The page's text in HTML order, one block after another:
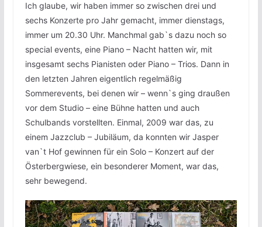
Ich glaube, wir haben immer so zwischen drei und
sechs Konzerte pro Jahr gemacht, immer dienstags,
immer um 20.30 Uhr. Manchmal gab`s dazu noch so
special events, eine Piano – Nacht hatten wir, mit
insgesamt sechs Pianisten oder Piano – Trios. Dann in
den letzten Jahren eigentlich regelmäßig
Sommerevents, bei denen wir – wenn`s ging draußen
vor dem Studio – eine Bühne hatten und auch
Schulbands vorstellten. Einmal, 2009 war das, zu
einem Jazzclub – Jubiläum, da konnten wir Jasper
van`t Hof gewinnen für ein Solo – Konzert auf der
Österbergwiese, ein besonderer Moment, war das,
sehr bewegend.